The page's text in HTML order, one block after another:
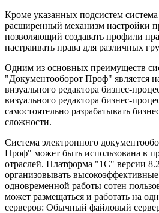
Кроме указанных подсистем
расширенный механизм настройки
позволяющий создавать профили
настраивать права для различных
Одним из основных преимуществ
"Документооборот Проф" является
визуального редактора бизнес-
визуального редактора бизнес-
самостоятельно разрабатывать
сложности.
Система электронного
Проф" может быть использована в
отраслей. Платформа "1С" версии
организовывать
одновременной работы сотен
может размещаться и работать на
серверов: Обычный файловый